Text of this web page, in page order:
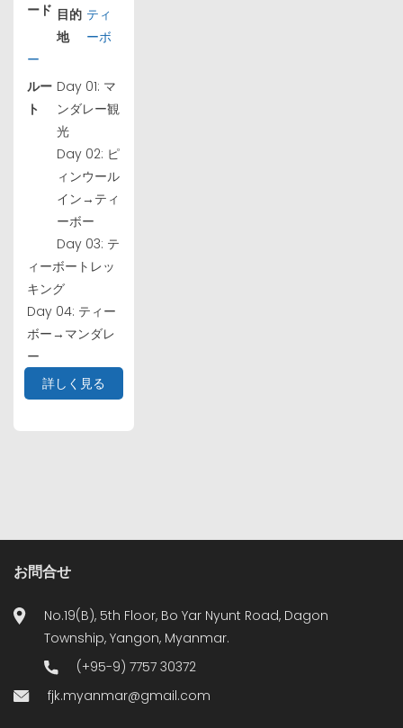
ード 目的
地
ティ
ーボ
ー
ルー
ト
Day 01: マ
ンダレー観
光
Day 02: ピ
ィンウール
イン→ティ
ーボー
Day 03: テ
ィーボートレッ
キング
Day 04: ティー
ボー→マンダレ
ー
詳しく見る
お問合せ
No.19(B), 5th Floor, Bo Yar Nyunt Road, Dagon
Township, Yangon, Myanmar.
(+95-9) 7757 30372
fjk.myanmar@gmail.com